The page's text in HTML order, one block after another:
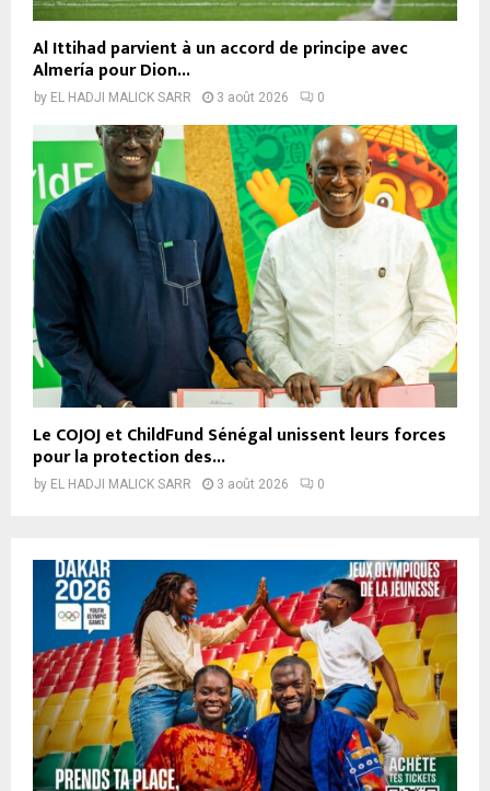
Al Ittihad parvient à un accord de principe avec
Almería pour Dion...
by EL HADJI MALICK SARR 3 août 2026 0
Le COJOJ et ChildFund Sénégal unissent leurs forces
pour la protection des...
by EL HADJI MALICK SARR 3 août 2026 0